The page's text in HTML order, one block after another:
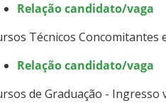
Relação candidato/vaga
Técnicos
Relação candidato/vaga
de Graduação - Ingresso